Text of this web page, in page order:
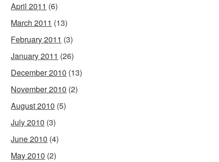
April 2011 (6)
March 2011 (13)
February 2011 (3)
January 2011 (26)
December 2010 (13)
November 2010 (2)
August 2010 (5)
July 2010 (3)
June 2010 (4)
May 2010 (2)